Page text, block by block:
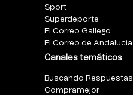
Sport
Superdeporte
El Correo Gallego
El Correo de Andalucia
Canales temáticos
Buscando Respuestas
Compramejor